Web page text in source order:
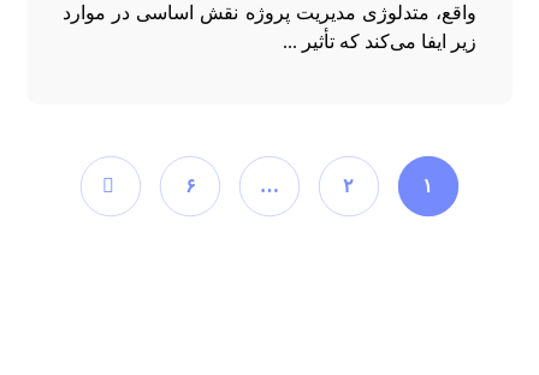
واقع، متدلوژی مدیریت پروژه نقش اساسی در موارد
زیر ایفا می‌کند که تأثیر ...
۱ ۲ … ۶